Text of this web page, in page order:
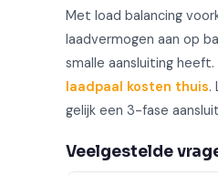
Met load balancing
laadvermogen aan op
smalle aansluiting
laadpaal kosten thuis.
gelijk een 3-fase
Veelgestelde